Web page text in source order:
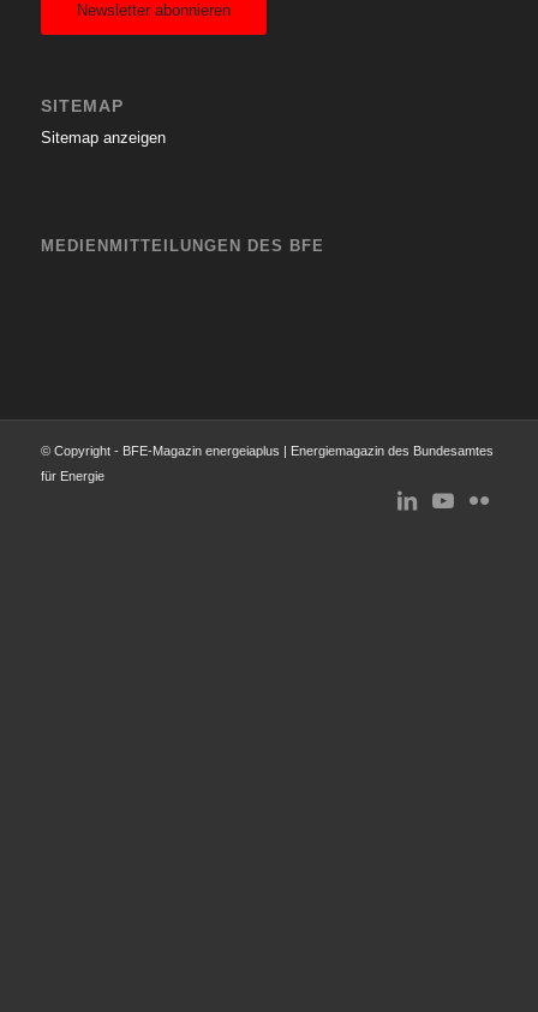
Newsletter abonnieren
SITEMAP
Sitemap anzeigen
MEDIENMITTEILUNGEN DES BFE
© Copyright - BFE-Magazin energeiaplus | Energiemagazin des Bundesamtes
für Energie